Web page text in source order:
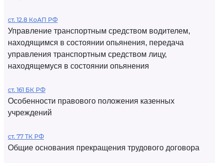
ст. 12.8 КоАП РФ
Управление транспортным средством водителем,
находящимся в состоянии опьянения, передача
управления транспортным средством лицу,
находящемуся в состоянии опьянения
ст. 161 БК РФ
Особенности правового положения казенных
учреждений
ст. 77 ТК РФ
Общие основания прекращения трудового договора